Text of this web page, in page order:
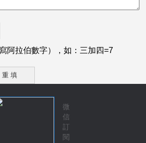
阿拉伯數字），如：三加四=7
微
信
訂
閱